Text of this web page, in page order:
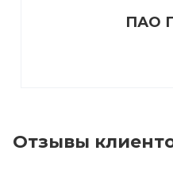
ПАО
Отзывы